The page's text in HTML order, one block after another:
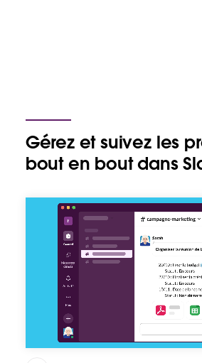
Gérez et suivez les
bout en bout dans
Animation
montrant
comment
organiser